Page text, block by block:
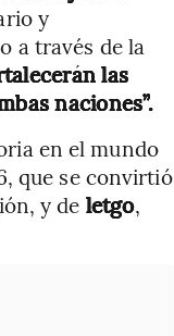
y
a través de la
las
naciones”.
en el mundo
que se convirtió
y de letgo,